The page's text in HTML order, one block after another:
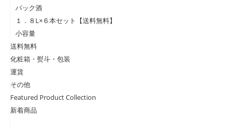
パック酒
１．８L×６本セット【送料無料】
小容量
送料無料
化粧箱・熨斗・包装
運賃
その他
Featured Product Collection
新着商品